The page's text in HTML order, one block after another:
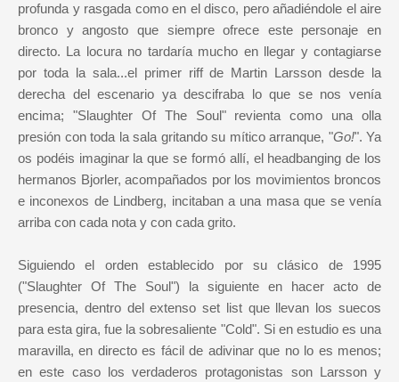
profunda y rasgada como en el disco, pero añadiéndole el aire
bronco y angosto que siempre ofrece este personaje en
directo. La locura no tardaría mucho en llegar y contagiarse
por toda la sala...el primer riff de Martin Larsson desde la
derecha del escenario ya descifraba lo que se nos venía
encima; "Slaughter Of The Soul" revienta como una olla
presión con toda la sala gritando su mítico arranque, "Go!". Ya
os podéis imaginar la que se formó allí, el headbanging de los
hermanos Bjorler, acompañados por los movimientos broncos
e inconexos de Lindberg, incitaban a una masa que se venía
arriba con cada nota y con cada grito.
Siguiendo el orden establecido por su clásico de 1995
("Slaughter Of The Soul") la siguiente en hacer acto de
presencia, dentro del extenso set list que llevan los suecos
para esta gira, fue la sobresaliente "Cold". Si en estudio es una
maravilla, en directo es fácil de adivinar que no lo es menos;
en este caso los verdaderos protagonistas son Larsson y